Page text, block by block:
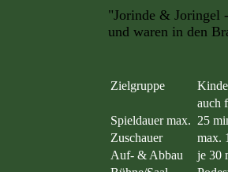
"Jorinde & Joringel
und waren in den
Zielgruppe
auch
Spieldauer max. 25
Zuschauer
max.
Auf- & Abbau
je 30